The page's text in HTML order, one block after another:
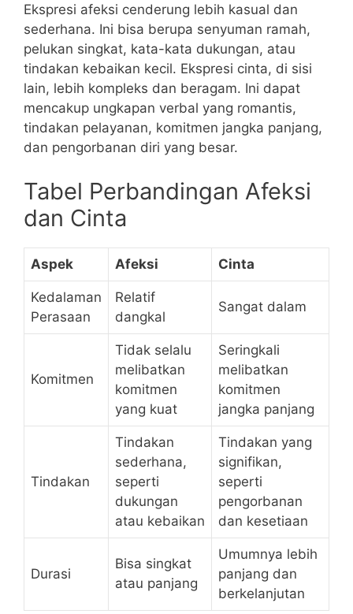
Ekspresi afeksi cenderung lebih kasual dan
sederhana. Ini bisa berupa senyuman ramah,
pelukan singkat, kata-kata dukungan, atau
tindakan kebaikan kecil. Ekspresi cinta, di sisi
lain, lebih kompleks dan beragam. Ini dapat
mencakup ungkapan verbal yang romantis,
tindakan pelayanan, komitmen jangka panjang,
dan pengorbanan diri yang besar.
Tabel Perbandingan Afeksi
dan Cinta
Aspek Afeksi Cinta
Kedalaman
Perasaan
Relatif
dangkal
Sangat dalam
Komitmen
Tidak selalu
melibatkan
komitmen
yang kuat
Seringkali
melibatkan
komitmen
jangka panjang
Tindakan
Tindakan
sederhana,
seperti
dukungan
atau kebaikan
Tindakan yang
signifikan,
seperti
pengorbanan
dan kesetiaan
Durasi
Bisa singkat
atau panjang
Umumnya lebih
panjang dan
berkelanjutan